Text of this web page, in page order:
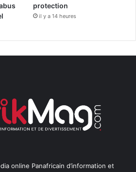
protection
il y a 14 heures
online Panafricain d’information et